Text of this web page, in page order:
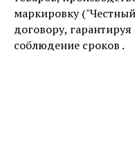
маркировку
договору,
соблюдение сроков .